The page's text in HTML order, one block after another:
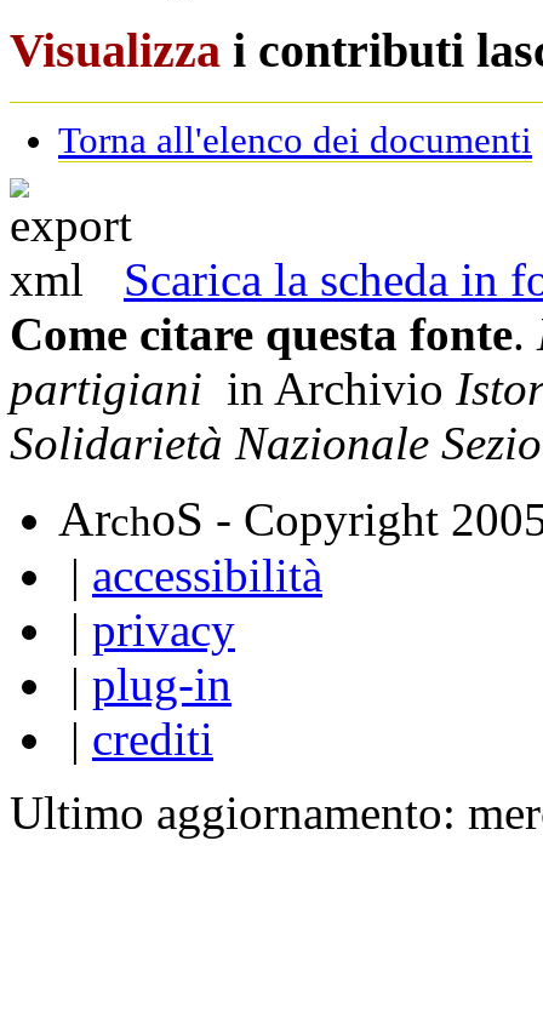
Visualizza i contributi
Torna all'elenco dei documenti
Scarica la scheda in
Come citare questa fonte.
partigiani in Archivio
Solidarietà Nazionale
ArchoS - Copyright
| accessibilità
| privacy
| plug-in
| crediti
Ultimo aggiornamento: